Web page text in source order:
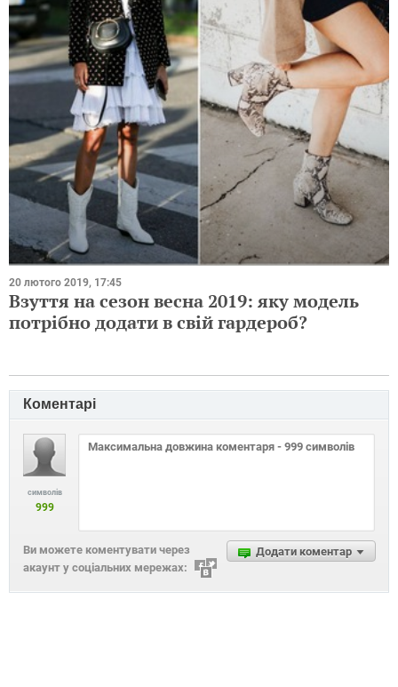
20 лютого 2019, 17:45
Взуття на сезон весна 2019: яку модель
потрібно додати в свій гардероб?
Коментарі
символів
999
Додати коментар
Ви можете коментувати через
акаунт у соціальних мережах: